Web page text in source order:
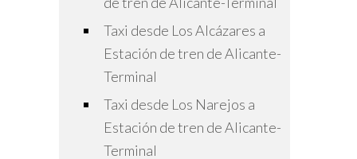
Taxi desde Los Alcázares a
Estación de tren de Alicante-
Terminal
Taxi desde Los Narejos a
Estación de tren de Alicante-
Terminal